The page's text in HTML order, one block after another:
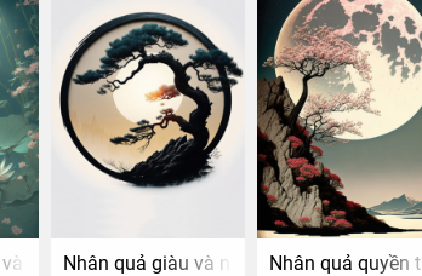
cao quýNhân quả giàu và nghèoNhân quả quyền